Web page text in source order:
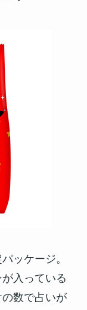
ッケージ。
入っている
数で占いが